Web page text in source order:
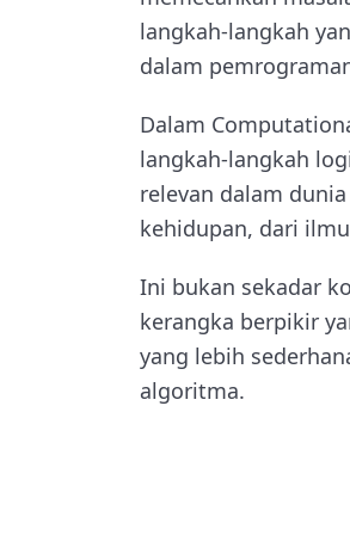
langkah-langkah
dalam
Dalam
langkah-langkah
relevan dalam
kehidupan, dari
Ini bukan sekadar
kerangka berpikir
yang lebih
algoritma.